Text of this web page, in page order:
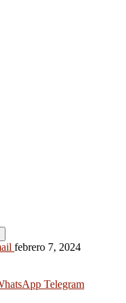
febrero 7, 2024
Telegram